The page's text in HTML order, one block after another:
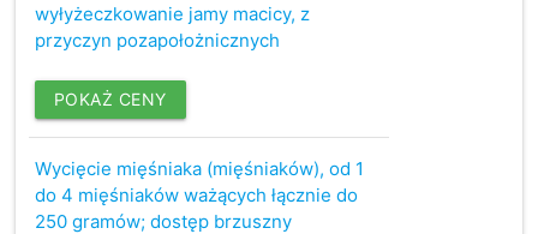
wyłyżeczkowanie jamy macicy, z
przyczyn pozapołożnicznych
POKAŻ CENY
Wycięcie mięśniaka (mięśniaków), od 1
do 4 mięśniaków ważących łącznie do
250 gramów; dostęp brzuszny